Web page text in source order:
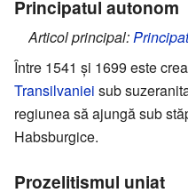
Principatul autonom
Articol principal:
Între 1541 și 1699 este
Transilvaniei sub
regiunea să ajungă sub
Habsburgice.
Prozelitismul uniat